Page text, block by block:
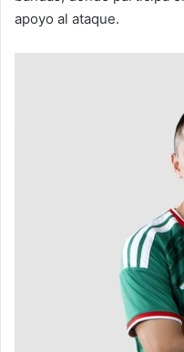
apoyo al ataque.